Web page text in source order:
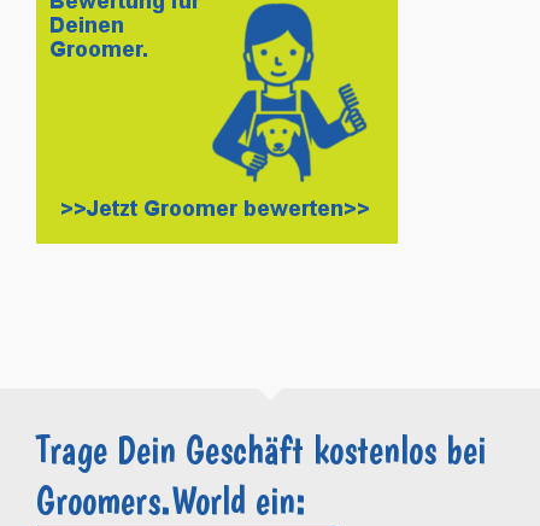
Trage Dein Geschäft kostenlos bei
Groomers.World ein: